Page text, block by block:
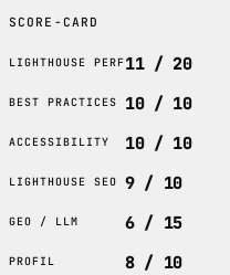
SCORE-CARD
LIGHTHOUSE PERF11 / 20
BEST PRACTICES 10 / 10
ACCESSIBILITY 10 / 10
LIGHTHOUSE SEO 9 / 10
GEO / LLM 6 / 15
PROFIL 8 / 10